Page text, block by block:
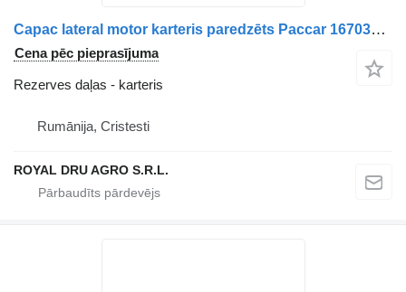
Capac lateral motor karteris paredzēts Paccar 1670334 kravas automašīnas
Cena pēc pieprasījuma
Rezerves daļas - karteris
Rumānija, Cristesti
ROYAL DRU AGRO S.R.L.